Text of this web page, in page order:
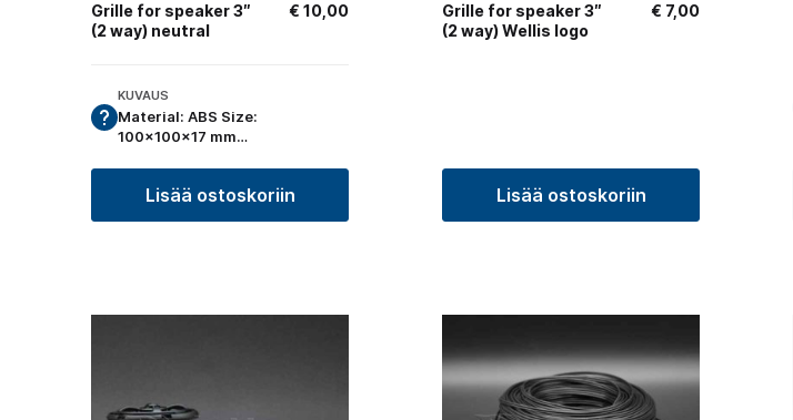
Grille for speaker 3″
(2 way) neutral
€ 10,00
KUVAUS
Material: ABS Size:
100x100x17 mm…
Lisää ostoskoriin
Grille for speaker 3″
(2 way) Wellis logo
€ 7,00
Lisää ostoskoriin